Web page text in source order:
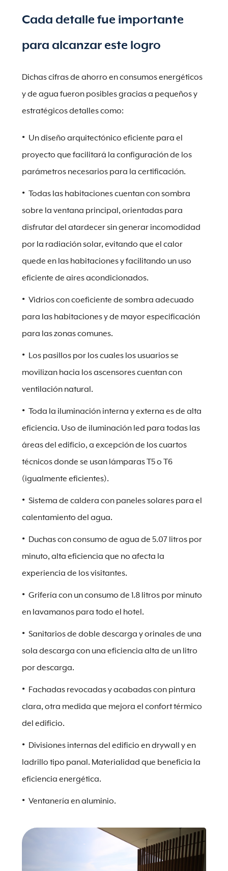
Cada detalle fue importante
para alcanzar este logro
Dichas cifras de ahorro en consumos energéticos
y de agua fueron posibles gracias a pequeños y
estratégicos detalles como:
Un diseño arquitectónico eficiente para el
proyecto que facilitará la configuración de los
parámetros necesarios para la certificación.
Todas las habitaciones cuentan con sombra
sobre la ventana principal, orientadas para
disfrutar del atardecer sin generar incomodidad
por la radiación solar, evitando que el calor
quede en las habitaciones y facilitando un uso
eficiente de aires acondicionados.
Vidrios con coeficiente de sombra adecuado
para las habitaciones y de mayor especificación
para las zonas comunes.
Los pasillos por los cuales los usuarios se
movilizan hacia los ascensores cuentan con
ventilación natural.
Toda la iluminación interna y externa es de alta
eficiencia. Uso de iluminación led para todas las
áreas del edificio, a excepción de los cuartos
técnicos donde se usan lámparas T5 o T6
(igualmente eficientes).
Sistema de caldera con paneles solares para el
calentamiento del agua.
Duchas con consumo de agua de 5.07 litros por
minuto, alta eficiencia que no afecta la
experiencia de los visitantes.
Grifería con un consumo de 1.8 litros por minuto
en lavamanos para todo el hotel.
Sanitarios de doble descarga y orinales de una
sola descarga con una eficiencia alta de un litro
por descarga.
Fachadas revocadas y acabadas con pintura
clara, otra medida que mejora el confort térmico
del edificio.
Divisiones internas del edificio en drywall y en
ladrillo tipo panal. Materialidad que beneficia la
eficiencia energética.
Ventanería en aluminio.